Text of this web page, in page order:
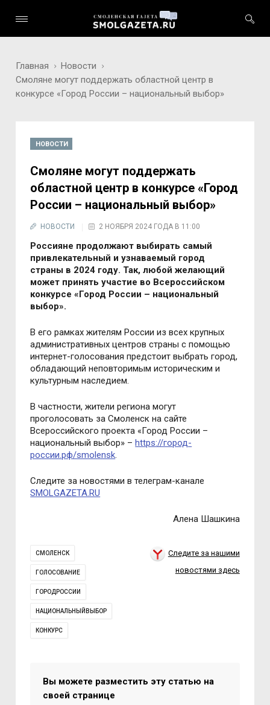
Главная
Новости
Смоляне могут поддержать областной центр в
конкурсе «Город России – национальный выбор»
НОВОСТИ
Смоляне могут поддержать
областной центр в конкурсе «Город
России – национальный выбор»
НОВОСТИ 2 НОЯБРЯ 2024 ГОДА В 11:00
Россияне продолжают выбирать самый
привлекательный и узнаваемый город
страны в 2024 году. Так, любой желающий
может принять участие во Всероссийском
конкурсе «Город России – национальный
выбор».
В его рамках жителям России из всех крупных
административных центров страны с помощью
интернет-голосования предстоит выбрать город,
обладающий неповторимым историческим и
культурным наследием.
В частности, жители региона могут
проголосовать за Смоленск на сайте
Всероссийского проекта «Город России –
национальный выбор» –https://город-
россии.рф/smolensk.
Следите за новостями в телеграм-канале
SMOLGAZETA.RU
Алена Шашкина
СМОЛЕНСК
ГОЛОСОВАНИЕ
ГОРОДРОССИИ
НАЦИОНАЛЬНЫЙВЫБОР
КОНКУРС
Следите за нашими
новостями здесь
Вы можете разместить эту статью на
своей странице